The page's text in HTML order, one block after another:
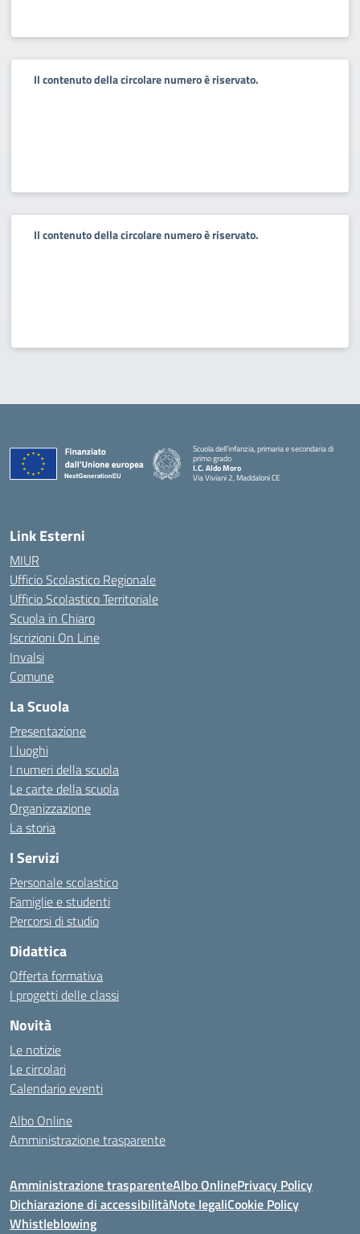
Il contenuto della circolare numero è riservato.
Il contenuto della circolare numero è riservato.
Scuola dell’infanzia, primaria e secondaria di
primo grado
I.C. Aldo Moro
Via Viviani 2, Maddaloni CE
Link Esterni
MIUR
Ufficio Scolastico Regionale
Ufficio Scolastico Territoriale
Scuola in Chiaro
Iscrizioni On Line
Invalsi
Comune
La Scuola
Presentazione
I luoghi
I numeri della scuola
Le carte della scuola
Organizzazione
La storia
I Servizi
Personale scolastico
Famiglie e studenti
Percorsi di studio
Didattica
Offerta formativa
I progetti delle classi
Novità
Le notizie
Le circolari
Calendario eventi
Albo Online
Amministrazione trasparente
Amministrazione trasparenteAlbo OnlinePrivacy Policy
Dichiarazione di accessibilitàNote legaliCookie Policy
Whistleblowing